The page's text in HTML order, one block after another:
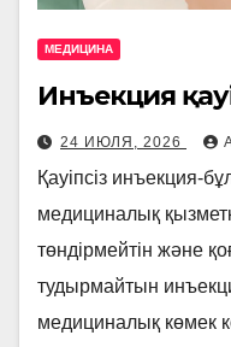
МЕДИЦИНА
Инъекция
24 ИЮЛЯ, 2026
Қауіпсіз инъекция-
медициналық
төндірмейтін және
тудырмайтын
медициналық көмек